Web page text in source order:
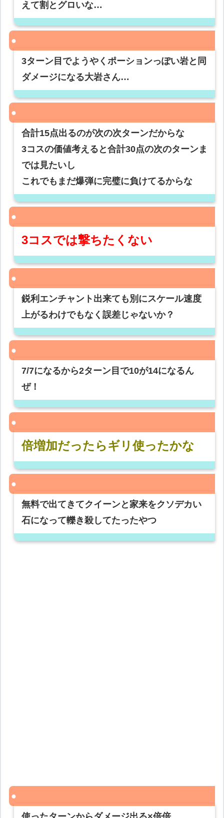
えて割とグロいな…
3ターン目でようやくポーションっぽい岩と同
ダメージになる大岩さん…
合計15点出るのが次の次ターンだからな
3コスの価値考えると合計30点の次のターンま
では見たいし
これでもまだ爆弾に完璧に負けてるからな
3コスでは撃ちたくない
鋭利エンチャント出来ても別にスケール速度
上がるわけでもなく誤差じゃないか？
7/7になるから2ターン目で10が14になるん
ぜ！
倍増加だったらギリ使ったかな
無料で出てきてクイーンと家来をクソデカい
石になって轢き殺してたったやつ